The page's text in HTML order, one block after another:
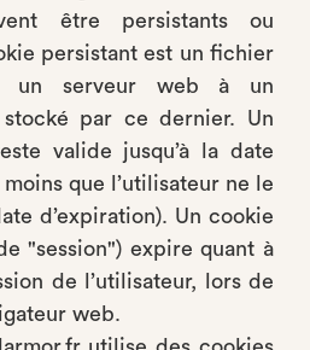
être persistants ou
persistant est un fichier
un serveur web à un
par ce dernier. Un
valide jusqu’à la date
que l’utilisateur ne le
d’expiration). Un cookie
"session") expire quant à
de l’utilisateur, lors de
web.